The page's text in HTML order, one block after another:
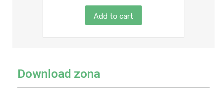
Add to cart
Download zona